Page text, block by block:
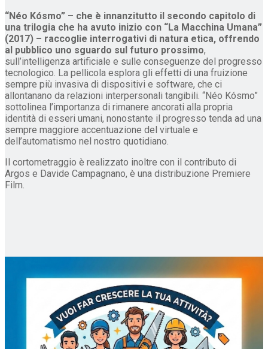
“Néo Kósmo” – che è innanzitutto il secondo capitolo di
una trilogia che ha avuto inizio con “La Macchina Umana”
(2017) – raccoglie interrogativi di natura etica, offrendo
al pubblico uno sguardo sul futuro prossimo,
sull’intelligenza artificiale e sulle conseguenze del progresso
tecnologico. La pellicola esplora gli effetti di una fruizione
sempre più invasiva di dispositivi e software, che ci
allontanano da relazioni interpersonali tangibili. “Néo Kósmo”
sottolinea l’importanza di rimanere ancorati alla propria
identità di esseri umani, nonostante il progresso tenda ad una
sempre maggiore accentuazione del virtuale e
dell’automatismo nel nostro quotidiano.
Il cortometraggio è realizzato inoltre con il contributo di
Argos e Davide Campagnano, è una distribuzione Premiere
Film.